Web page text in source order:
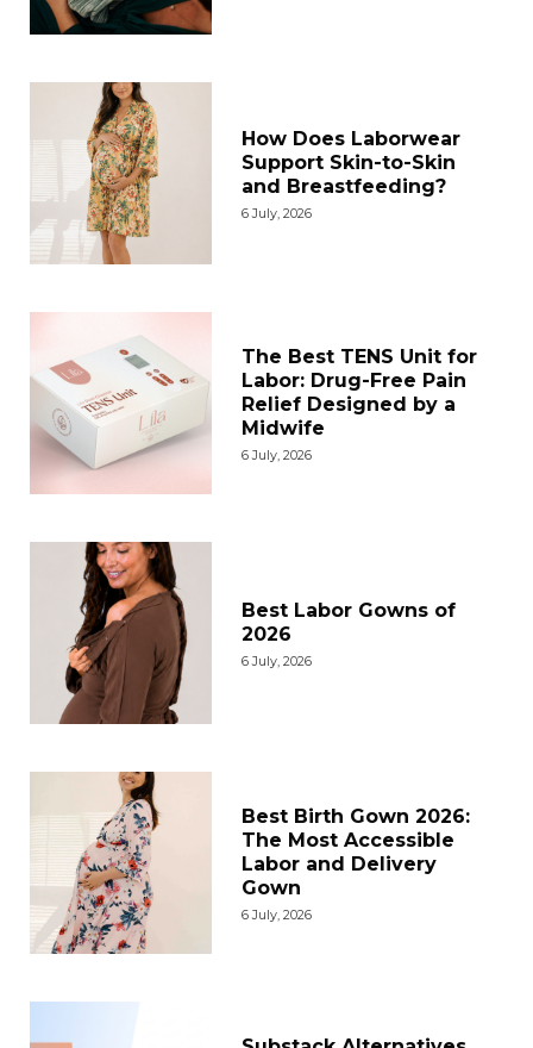
How Does Laborwear
Support Skin-to-Skin
and Breastfeeding?
6 July, 2026
The Best TENS Unit for
Labor: Drug-Free Pain
Relief Designed by a
Midwife
6 July, 2026
Best Labor Gowns of
2026
6 July, 2026
Best Birth Gown 2026:
The Most Accessible
Labor and Delivery
Gown
6 July, 2026